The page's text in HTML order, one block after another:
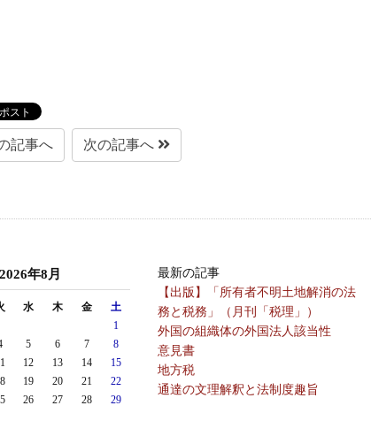
記事へ 次の記事へ
2026年8月
水 木 金
土
1
5 6 7
8
12 13 14
15
19 20 21
22
26 27 28
29
最新の記事
【出版】「所有者不明土地解消の法
務と税務」（月刊「税理」）
外国の組織体の外国法人該当性
意見書
地方税
通達の文理解釈と法制度趣旨